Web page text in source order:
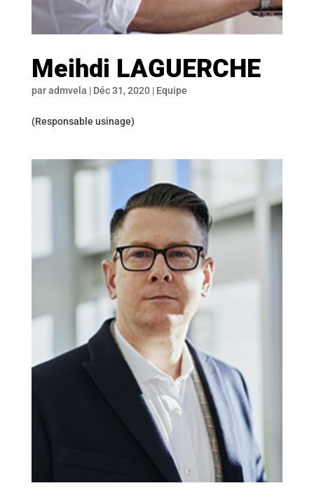
Meihdi LAGUERCHE
paradmvela | Déc 31, 2020| Equipe
(Responsable usinage)